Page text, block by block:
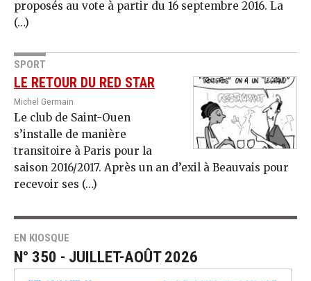
proposés au vote à partir du 16 septembre 2016. La
(…)
SPORT
LE RETOUR DU RED STAR
Michel Germain
Le club de Saint-Ouen
s’installe de manière
transitoire à Paris pour la
saison 2016/2017. Après un an d’exil à Beauvais pour
recevoir ses (…)
EN KIOSQUE
N° 350 - JUILLET-AOÛT 2026